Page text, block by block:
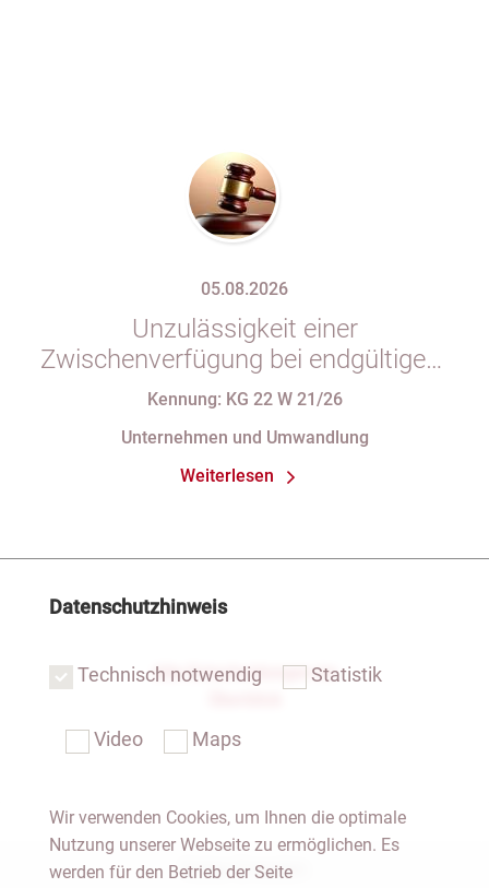
05.08.2026
Unzulässigkeit einer
Zwischenverfügung bei endgültigem
Eintragungshindernis und
einer eGbR im Gesellschaftsregister
Kennung: KG 22 W 21/26
Unternehmen und Umwandlung
Weiterlesen
Alle Entscheidungen im
Notar Dresden
Datenschutzhinweis
Technisch notwendig Statistik
Video Maps
Wir verwenden Cookies, um Ihnen die optimale
Nutzung unserer Webseite zu ermöglichen. Es
werden für den Betrieb der Seite